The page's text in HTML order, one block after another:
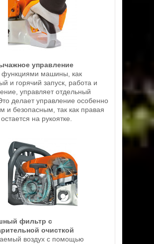
управление
функциями машины, как
и горячий запуск, работа и
управляет отдельный
делает управление особенно
и безопасным, так как правая
на рукоятке.
фильтр с
очисткой
воздух с помощью